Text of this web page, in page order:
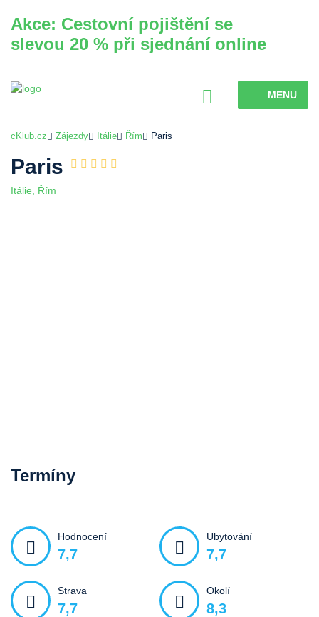
Akce: Cestovní pojištění se
slevou 20 % při sjednání online
MENU
cKlub.cz Zájezdy Itálie Řím Paris
Paris
Itálie Řím
Termíny
Hodnocení
7,7
Ubytování
7,7
Strava
7,7
Okolí
8,3